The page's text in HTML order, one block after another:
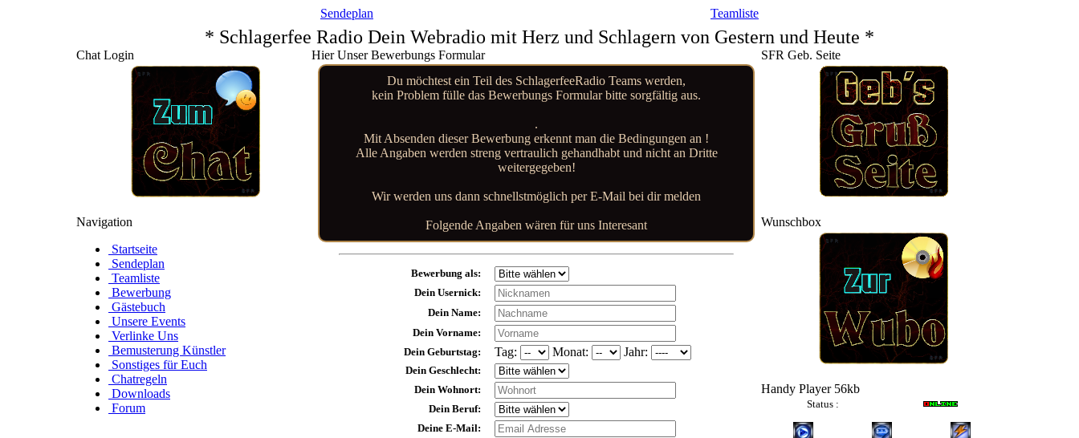
Sendeplan Teamliste
* Schlagerfee Radio Dein Webradio mit Herz und Schlagern von Gestern und Heute *
Chat Login
Navigation
Startseite
Sendeplan
Teamliste
Bewerbung
Gästebuch
Unsere Events
Verlinke Uns
Bemusterung Künstler
Sonstiges für Euch
Chatregeln
Downloads
Forum
Hier Unser Bewerbungs Formular
Du möchtest ein Teil des SchlagerfeeRadio Teams werden,
kein Problem fülle das Bewerbungs Formular bitte sorgfältig aus.
.
Mit Absenden dieser Bewerbung erkennt man die Bedingungen an !
Alle Angaben werden streng vertraulich gehandhabt und nicht an Dritte
weitergegeben!
Wir werden uns dann schnellstmöglich per E-Mail bei dir melden
Folgende Angaben wären für uns Interesant
Bewerbung als:
Dein Usernick:
Dein Name:
Dein Vorname:
Dein Geburtstag:
Tag: Monat: Jahr:
Dein Geschlecht:
Dein Wohnort:
Dein Beruf:
Deine E-Mail:
SFR Geb. Seite
Wunschbox
Handy Player 56kb
Status :